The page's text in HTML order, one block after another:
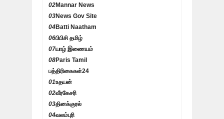
02Mannar News
03News Gov Site
04Batti Naatham
06பிபிசி தமிழ்
07யாழ் இணையம்
08Paris Tamil
பத்திரிகைகள்24
01உதயன்
02வீரகேசரி
03தினக்குரல்
04வலம்புரி